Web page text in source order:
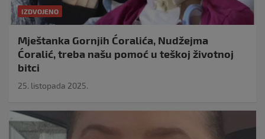
IZDVOJENO
Mještanka Gornjih Ćoralića, Nudžejma
Ćoralić, treba našu pomoć u teškoj životnoj
bitci
25. listopada 2025.